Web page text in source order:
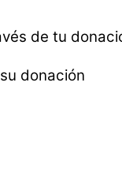
de tu
donación